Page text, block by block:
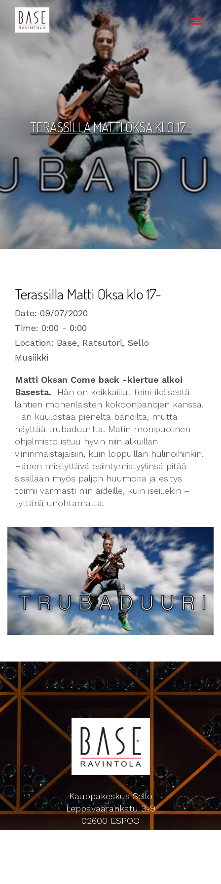
TERASSILLA MATTI OKSA KLO 17-
Terassilla Matti Oksa klo 17-
Date: 09/07/2020
Time: 0:00 - 0:00
Location: Base, Ratsutori, Sello
Musiikki
Matti Oksan Come back -kiertue alkoi
Basesta.
Hän on keikkaillut teini-ikäisestä
lähtien monenlaisten kokoonpanojen kanssa.
Hän kuulostaa pieneltä bändiltä, mutta
näyttää trubaduurilta. Matin monipuolinen
ohjelmisto istuu hyvin niin alkuillan
viininmaistajaisiin, kuin loppuillan hulinoihinkin.
Hänen miellyttävä esiintymistyylinsä pitää
sisällään myös paljon huumoria ja esitys
toimii varmasti niin äideille, kuin iseillekin –
tyttäriä unohtamatta.
Kauppakeskus Sello
Leppävaarankatu 3-9
02600 ESPOO
p. 09-5123 6060